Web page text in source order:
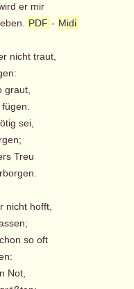
er mir
PDF - Midi
nicht traut,
graut,
sei,
Treu
nicht hofft,
so oft
Not,